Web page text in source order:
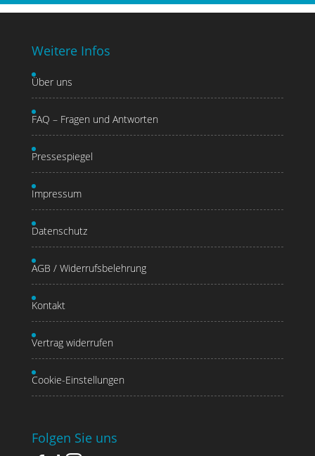
Weitere Infos
Über uns
FAQ – Fragen und Antworten
Pressespiegel
Impressum
Datenschutz
AGB / Widerrufsbelehrung
Kontakt
Vertrag widerrufen
Cookie-Einstellungen
Folgen Sie uns